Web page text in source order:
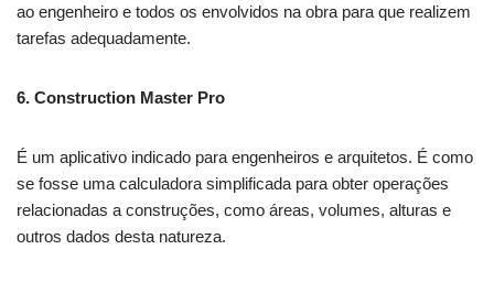
ao engenheiro e todos os envolvidos na obra para que realizem
tarefas adequadamente.
6. Construction Master Pro
É um aplicativo indicado para engenheiros e arquitetos. É como
se fosse uma calculadora simplificada para obter operações
relacionadas a construções, como áreas, volumes, alturas e
outros dados desta natureza.